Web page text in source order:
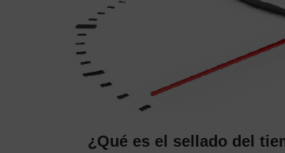
¿Qué es el sellado del